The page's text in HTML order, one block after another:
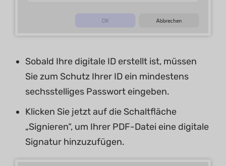
Sobald Ihre digitale ID erstellt ist, müssen
Sie zum Schutz Ihrer ID ein mindestens
sechsstelliges Passwort eingeben.
Klicken Sie jetzt auf die Schaltfläche
„Signieren“, um Ihrer PDF-Datei eine digitale
Signatur hinzuzufügen.